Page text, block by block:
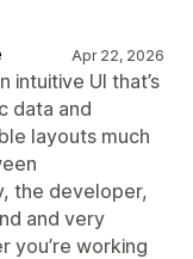
Apr 22, 2026
intuitive UI that’s
data and
layouts much
the developer,
and very
you’re working